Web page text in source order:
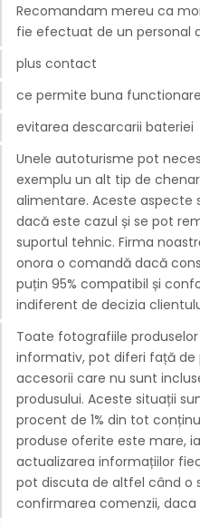
Camere Peugeot
Camere Fiat
Conectică Auto
Conectică Audi
Conectică BMW
Conectică Volkswagen
Conectică Mercedes Benz
Conectică Opel
Conectică Skoda
Conectică Honda
Conectică Chevrolet
Recomandam mereu ca
fie efectuat de un personal
plus contact
ce permite buna
evitarea descarcarii bateriei
Unele autoturisme pot
exemplu un alt tip de
alimentare. Aceste aspecte
dacă este cazul și se pot
suportul tehnic. Firma
onora o comandă dacă
puțin 95% compatibil și
indiferent de decizia
Toate fotografiile
informativ, pot diferi față de
accesorii care nu sunt
produsului. Aceste situații
procent de 1% din tot
produse oferite este mare,
actualizarea informațiilor
pot discuta de altfel când
confirmarea comenzii, daca